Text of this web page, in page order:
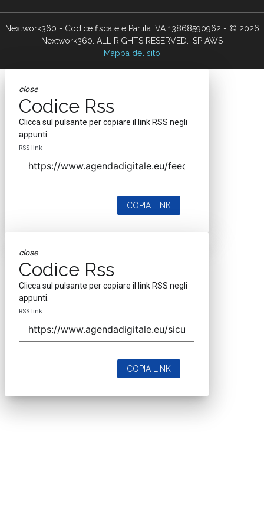
Nextwork360 - Codice fiscale e Partita IVA 13868590962 - © 2026
Nextwork360. ALL RIGHTS RESERVED. ISP AWS
Mappa del sito
close
Codice Rss
Clicca sul pulsante per copiare il link RSS negli
appunti.
RSS link
COPIA LINK
close
Codice Rss
Clicca sul pulsante per copiare il link RSS negli
appunti.
RSS link
COPIA LINK